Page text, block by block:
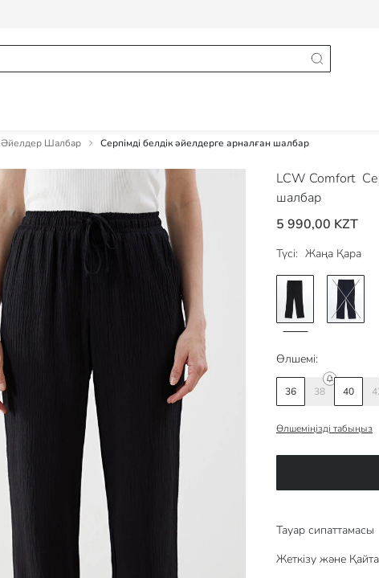
Әйелдер Шалбар Серпімді белдік әйелдерге арналған шалбар
LCW Comfort
шалбар
5 990,00 KZT
Түсі: Жаңа Қара
Өлшемі:
36 38 40
Өлшеміңізді табыңыз
Тауар сипаттамасы​​​​​
Жеткізу және